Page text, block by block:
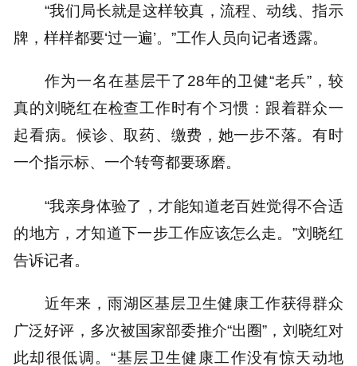
“我们局长就是这样较真，流程、动线、指示
牌，样样都要‘过一遍’。”工作人员向记者透露。
作为一名在基层干了28年的卫健“老兵”，较
真的刘晓红在检查工作时有个习惯：跟着群众一
起看病。候诊、取药、缴费，她一步不落。有时
一个指示标、一个转弯都要琢磨。
“我亲身体验了，才能知道老百姓觉得不合适
的地方，才知道下一步工作应该怎么走。”刘晓红
告诉记者。
近年来，雨湖区基层卫生健康工作获得群众
广泛好评，多次被国家部委推介“出圈”，刘晓红对
此却很低调。“基层卫生健康工作没有惊天动地